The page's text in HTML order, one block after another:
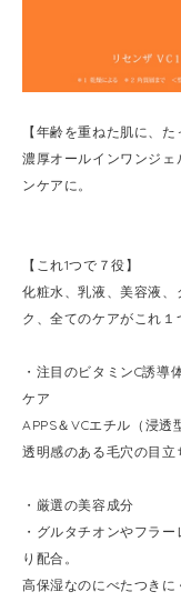
【年齢を重ねた肌に、
濃厚オールインワンジ
ンケアに。
【これ1つで７役】
化粧水、乳液、美容液
ク、全てのケアがこれ１
・注目のビタミンC誘導
ケア
APPS＆VCエチル（浸透
透明感のある毛穴の目立
・厳選の美容成分
・グルタチオンやフラ
り配合。
高保湿なのにべたつき